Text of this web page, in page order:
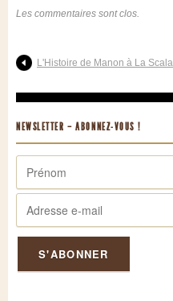
Les commentaires sont clos.
L'Histoire de Manon à La Scala
NEWSLETTER – ABONNEZ-VOUS !